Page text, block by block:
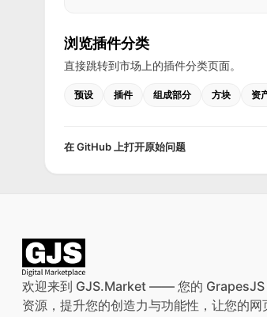
浏览插件分类
直接跳转到市场上的插件分类页面。
预设 插件 组成部分 方块 资
在 GitHub 上打开原始问题
欢迎来到 GJS.Market —— 您的 GrapesJS
资源，提升您的创造力与功能性，让您的